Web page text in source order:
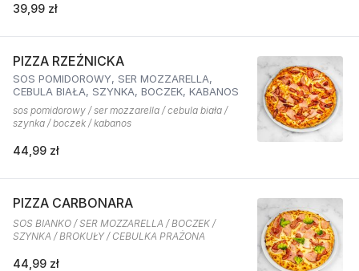
39,99 zł
PIZZA RZEŹNICKA
SOS POMIDOROWY, SER MOZZARELLA,
CEBULA BIAŁA, SZYNKA, BOCZEK, KABANOS
sos pomidorowy / ser mozzarella / cebula biała /
szynka / boczek / kabanos
44,99 zł
PIZZA CARBONARA
SOS BIANKO / SER MOZZARELLA / BOCZEK /
SZYNKA / BROKUŁY / CEBULKA PRAŻONA
44,99 zł